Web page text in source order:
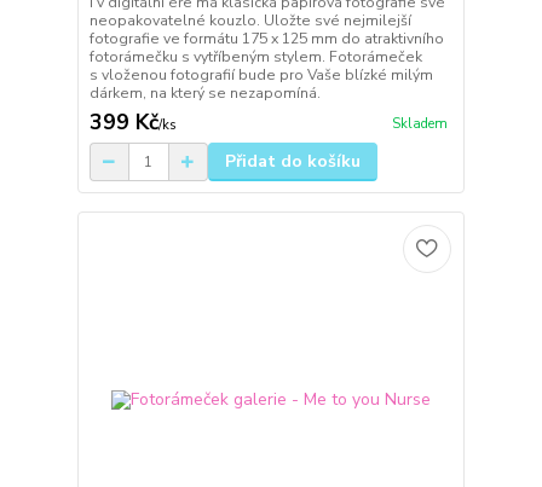
neopakovatelné kouzlo. Uložte své nejmilejší
fotografie ve formátu 175 x 125 mm do atraktivního
fotorámečku s vytříbeným stylem. Fotorámeček
s vloženou fotografií bude pro Vaše blízké milým
dárkem, na který se nezapomíná.
399 Kč/ks Skladem
Přidat do košíku